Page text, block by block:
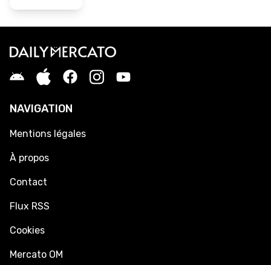
NAVIGATION
Mentions légales
À propos
Contact
Flux RSS
Cookies
Mercato OM